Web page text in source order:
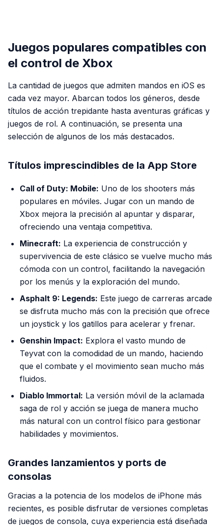
Juegos populares compatibles con
el control de Xbox
La cantidad de juegos que admiten mandos en iOS es
cada vez mayor. Abarcan todos los géneros, desde
títulos de acción trepidante hasta aventuras gráficas y
juegos de rol. A continuación, se presenta una
selección de algunos de los más destacados.
Títulos imprescindibles de la App Store
Call of Duty: Mobile: Uno de los shooters más
populares en móviles. Jugar con un mando de
Xbox mejora la precisión al apuntar y disparar,
ofreciendo una ventaja competitiva.
Minecraft: La experiencia de construcción y
supervivencia de este clásico se vuelve mucho más
cómoda con un control, facilitando la navegación
por los menús y la exploración del mundo.
Asphalt 9: Legends: Este juego de carreras arcade
se disfruta mucho más con la precisión que ofrece
un joystick y los gatillos para acelerar y frenar.
Genshin Impact: Explora el vasto mundo de
Teyvat con la comodidad de un mando, haciendo
que el combate y el movimiento sean mucho más
fluidos.
Diablo Immortal: La versión móvil de la aclamada
saga de rol y acción se juega de manera mucho
más natural con un control físico para gestionar
habilidades y movimientos.
Grandes lanzamientos y ports de
consolas
Gracias a la potencia de los modelos de iPhone más
recientes, es posible disfrutar de versiones completas
de juegos de consola, cuya experiencia está diseñada